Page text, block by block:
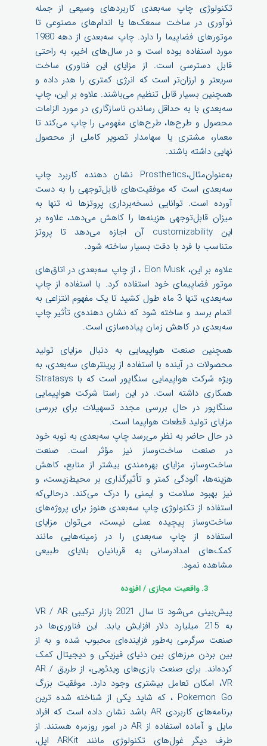
تکنولوژی چاپ سه‌بعدی کاربردهای وسیعی از جمله
نوآوری در ساخت سمعک‌ها یا اندام‌های مصنوعی تا
موتورهای فضاپیما را دارد. چاپ سه‌بعدی از دهه 1980
مورد استفاده بوده است و در سال‌های اخیر، به راحتی
قابل دسترسی است. از مزایای این فناوری ساخت
سریعتر و ارزان‌تر است که انرژی کمتری را هدر داده و
همچنین بسیار قابل تنظیم می‌باشند. علاوه بر این، چاپ
سه‌بعدی با به حداقل رساندن ناسازگاری در مورد الزامات
محصول و طرح‌ها، طرح‌های مفهومی را چاپ می‌کند تا
معمار، مشتری یا سهامدار تصویر کاملی از محصول
نهایی داشته باشند.
به‌عنوان‌مثال،Prosthetics نشان دهنده کاربرد چاپ
سه‌بعدی است که موفقیت‌های قابل‌توجهی را به دست
آورده است. توانایی نسخه‌برداری پروتزها نه تنها به
میزان قابل‌توجهی هزینه‌ها را کاهش می‌دهد، علاوه بر
این customizability آن اجازه می‌دهد تا پروتز
متناسب با فرد با دقت بسیار ساخته شود.
علاوه بر این، Elon Musk ، از چاپ سه‌بعدی در اتاق‌های
موتور فضاپیمای خود استفاده کرد. با استفاده از چاپ
سه‌بعدی، تنها 3 ماه طول کشید تا یک مفهوم انتزاعی به
اتمام برسد و ساخته شود که نشان دهنده‌ی تأثیر چاپ
سه‌بعدی در کاهش زمان پیاده‌سازی است.
همچنین صنعت هواپیمایی به دنبال مزایای تولید
محصولات در آینده با استفاده از پرینترهای سه‌بعدی، به
ویژه شرکت هواپیمایی سنگاپور است که با Stratasys
همکاری داشته است. در این راستا شرکت هواپیمایی
سنگاپور در حال بررسی مجدد تسهیلات برای بررسی
مزایای تولید قطعات هواپیما است.
در حال حاضر به نظر می‌رسد چاپ سه‌بعدی به نوبه خود
در صنعت ساخت‌وساز نیز مؤثر است. صنعت
ساخت‌وساز، مزایای بهره‌مندی بیشتر از منابع، کاهش
هزینه‌ها، آلودگی کمتر و تأثیرگذاری بر محیط‌زیست، و
نیز بهبود سلامت و ایمنی را درک می‌کند. درحالی‌که
استفاده از تکنولوژی چاپ سه‌بعدی هنوز برای پروژه‌های
ساخت‌وساز پیچیده عملی نیست، می‌توان مزایای
استفاده از چاپ سه‌بعدی را در زمینه‌هایی مانند
کمک‌های امدادرسانی به قربانیان بلایای طبیعی
مشاهده نمود.
3. واقعیت مجازی / افزوده
پیش‌بینی می‌شود تا سال 2021 بازار ترکیبی VR / AR
به 215 میلیارد دلار افزایش یابد. این فناوری‌ها در
صنعت سرگرمی به‌طور فزاینده‌ای محبوب شده و به از
بین بردن مرزهای بین دنیای فیزیکی و دیجیتال کمک
کرده‌اند. برای صنعت بازی‌های ویدئویی، از طریق AR /
VR، امکان تعامل بیشتری وجود دارد. موفقیت بزرگ
Pokemon Go ، که شاید یکی از شناخته شده ترین
برنامه‌های کاربردی AR باشد نشان داده است که افراد
مایل و آماده استفاده از AR در امور روزمره هستند. از
طرف دیگر غول‌های تکنولوژی مانند ARKit اپل،